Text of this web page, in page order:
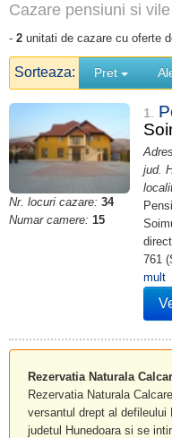
Cazare pensiuni si
- 2 unitati de cazare cu oferte
Sorteaza: Pret
Nr. locuri cazare: 34
Numar camere: 15
1.
jud.
761
mult
Rezervatia Naturala
Rezervatia Naturala
versantul drept al
judetul Hunedoara si se